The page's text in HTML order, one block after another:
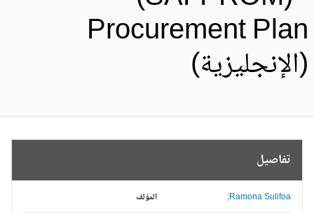
Procurement
تفاصيل
المؤلف Ramona Sulifoa;